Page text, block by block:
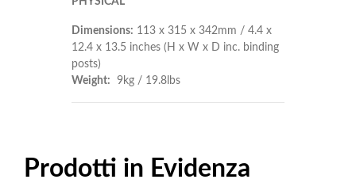
Dimensions: 113 x 315 x 342mm / 4.4 x
12.4 x 13.5 inches (H x W x D inc. binding
posts)
Weight: 9kg / 19.8lbs
Prodotti in Evidenza